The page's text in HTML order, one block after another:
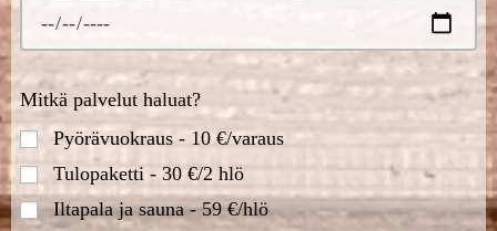
Mitkä palvelut haluat?
Pyörävuokraus - 10 €/varaus
Tulopaketti - 30 €/2 hlö
Iltapala ja sauna - 59 €/hlö